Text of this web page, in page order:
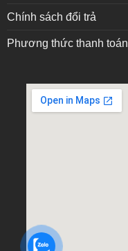
Chính sách đổi trả
Phương thức thanh toán